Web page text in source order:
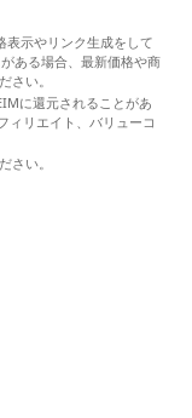
表示やリンク生成をして
ある場合、最新価格や商
さい。
に還元されることがあ
ィリエイト、バリューコ
さい。